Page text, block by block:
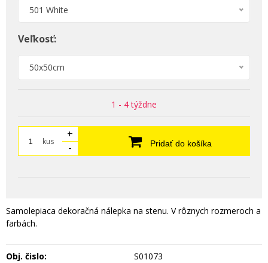
501 White
Veľkosť:
50x50cm
1 - 4 týždne
kus
+
-
Pridať do košíka
Samolepiaca dekoračná nálepka na stenu. V rôznych rozmeroch a
farbách.
Obj. čislo: S01073